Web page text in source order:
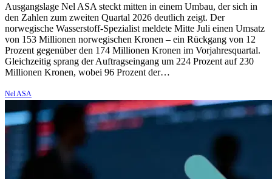
Ausgangslage Nel ASA steckt mitten in einem Umbau, der sich in
den Zahlen zum zweiten Quartal 2026 deutlich zeigt. Der
norwegische Wasserstoff-Spezialist meldete Mitte Juli einen Umsatz
von 153 Millionen norwegischen Kronen – ein Rückgang von 12
Prozent gegenüber den 174 Millionen Kronen im Vorjahresquartal.
Gleichzeitig sprang der Auftragseingang um 224 Prozent auf 230
Millionen Kronen, wobei 96 Prozent der…
Nel ASA